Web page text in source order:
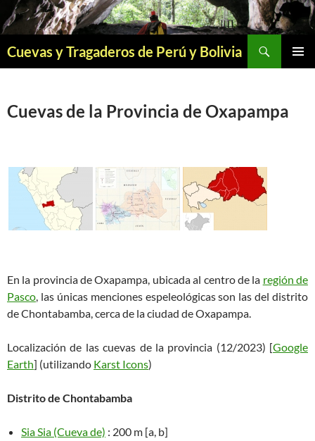
Saltar
al
Cuevas y Tragaderos de Perú y Bolivia
Cuevas de la Provincia de Oxapampa
En la provincia de Oxapampa, ubicada al centro de la región de
Pasco, las únicas menciones espeleológicas son las del distrito
de Chontabamba, cerca de la ciudad de Oxapampa.
Localización de las cuevas de la provincia (12/2023) [Google
Earth] (utilizando Karst Icons)
Distrito de Chontabamba
Sia Sia (Cueva de) : 200 m [a, b]